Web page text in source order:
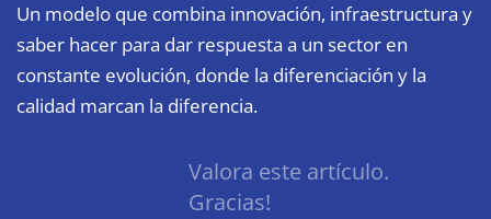
Un modelo que combina innovación, infraestructura y
saber hacer para dar respuesta a un sector en
constante evolución, donde la diferenciación y la
calidad marcan la diferencia.
Valora este artículo.
Gracias!